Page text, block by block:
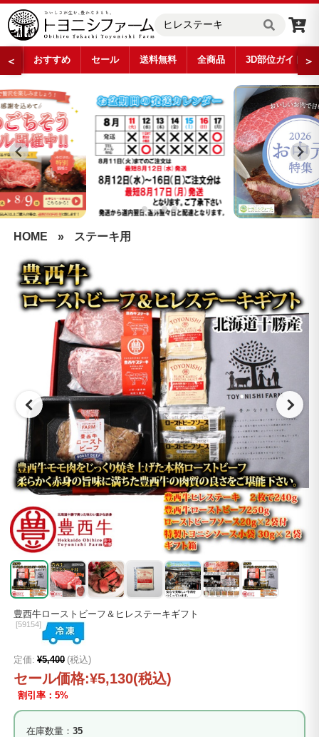
＜ おすすめ セール 送料無料 全商品 3D部位ガイド ＞
HOME » ステーキ用
豊西牛ローストビーフ＆ヒレステーキギフト
[59154]
定価: ¥5,400 (税込)
セール価格:¥5,130(税込)
割引率：5%
在庫数量： 35